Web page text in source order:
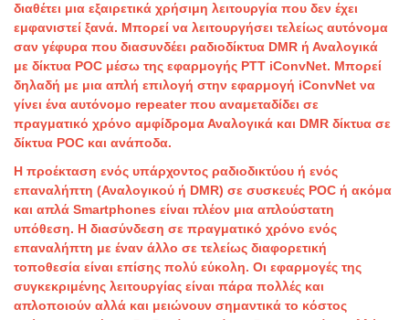
διαθέτει μια εξαιρετικά χρήσιμη λειτουργία που δεν έχει
εμφανιστεί ξανά. Μπορεί να λειτουργήσει τελείως αυτόνομα
σαν γέφυρα που διασυνδέει ραδιοδίκτυα DMR ή Αναλογικά
με δίκτυα POC μέσω της εφαρμογής PTT iConvNet. Μπορεί
δηλαδή με μια απλή επιλογή στην εφαρμογή iConvNet να
γίνει ένα αυτόνομο repeater που αναμεταδίδει σε
πραγματικό χρόνο αμφίδρομα Αναλογικά και DMR δίκτυα σε
δίκτυα POC και ανάποδα.
Η προέκταση ενός υπάρχοντος ραδιοδικτύου ή ενός
επαναλήπτη (Αναλογικoύ ή DMR) σε συσκευές POC ή ακόμα
και απλά Smartphones είναι πλέον μια απλούστατη
υπόθεση. Η διασύνδεση σε πραγματικό χρόνο ενός
επαναλήπτη με έναν άλλο σε τελείως διαφορετική
τοποθεσία είναι επίσης πολύ εύκολη. Οι εφαρμογές της
συγκεκριμένης λειτουργίας είναι πάρα πολλές και
απλοποιούν αλλά και μειώνουν σημαντικά το κόστος